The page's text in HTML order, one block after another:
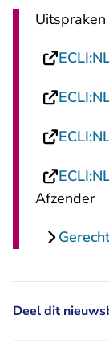
Uitspraken
Afzender
Deel dit